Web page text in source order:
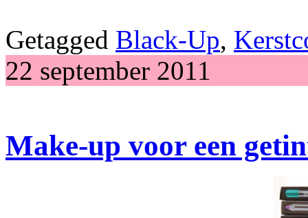
Getagged Black-Up,
22 september 2011
Make-up voor een